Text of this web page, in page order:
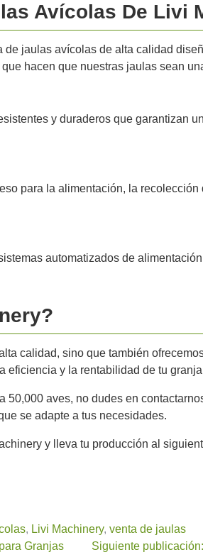
Avícolas De Livi
jaulas avícolas de alta calidad
hacen que nuestras jaulas sean
y duraderos que garantizan
para la alimentación, la
automatizados de
calidad, sino que también
eficiencia y la rentabilidad de tu
aves, no dudes en
se adapte a tus necesidades.
y lleva tu producción al
, Livi Machinery, venta de jaulas
Granjas
Siguiente